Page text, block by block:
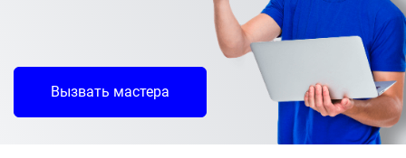
Вызвать мастера